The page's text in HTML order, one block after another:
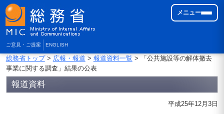
ご意見・ご提案 ENGLISH
メニュー
総務省トップ> 広報・報道 > 報道資料一覧> 「公共施設等の解体撤去
事業に関する調査」結果の公表
報道資料
平成25年12月3日